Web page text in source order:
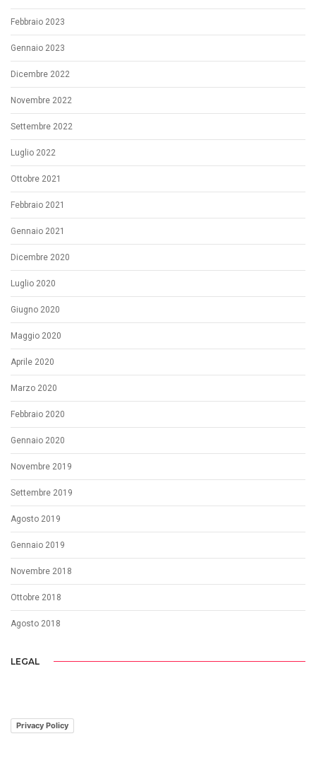
Febbraio 2023
Gennaio 2023
Dicembre 2022
Novembre 2022
Settembre 2022
Luglio 2022
Ottobre 2021
Febbraio 2021
Gennaio 2021
Dicembre 2020
Luglio 2020
Giugno 2020
Maggio 2020
Aprile 2020
Marzo 2020
Febbraio 2020
Gennaio 2020
Novembre 2019
Settembre 2019
Agosto 2019
Gennaio 2019
Novembre 2018
Ottobre 2018
Agosto 2018
LEGAL
Privacy Policy